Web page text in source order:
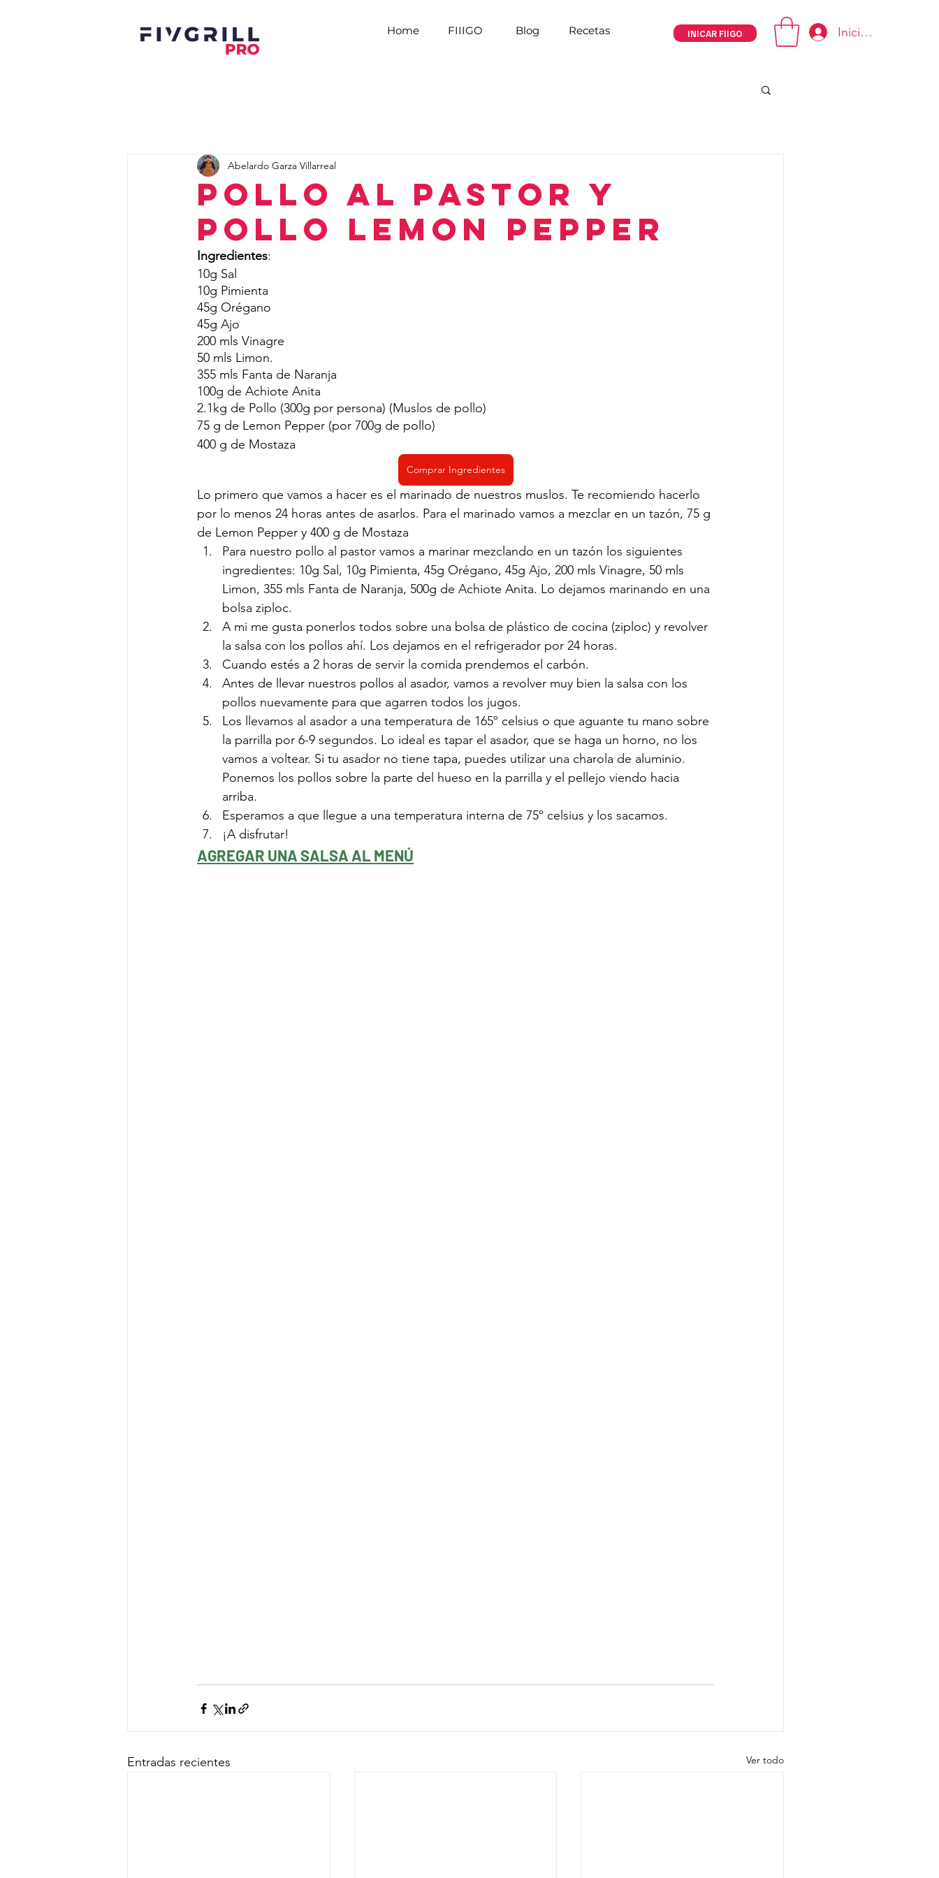
Home FIIIGO Blog Recetas INICAR FIIGO Iniciar sesión
Pollo al Pastor y
Pollo Lemon Pepper
Abelardo Garza Villarreal
Ingredientes:
10g Sal
10g Pimienta
45g Orégano
45g Ajo
200 mls Vinagre
50 mls Limon.
355 mls Fanta de Naranja
100g de Achiote Anita
2.1kg de Pollo (300g por persona) (Muslos de pollo)
75 g de Lemon Pepper (por 700g de pollo)
400 g de Mostaza
Comprar Ingredientes
Lo primero que vamos a hacer es el marinado de nuestros muslos. Te recomiendo hacerlo
por lo menos 24 horas antes de asarlos. Para el marinado vamos a mezclar en un tazón, 75 g
de Lemon Pepper y 400 g de Mostaza
Para nuestro pollo al pastor vamos a marinar mezclando en un tazón los siguientes
ingredientes: 10g Sal, 10g Pimienta, 45g Orégano, 45g Ajo, 200 mls Vinagre, 50 mls
Limon, 355 mls Fanta de Naranja, 500g de Achiote Anita. Lo dejamos marinando en una
bolsa ziploc.
A mi me gusta ponerlos todos sobre una bolsa de plástico de cocina (ziploc) y revolver
la salsa con los pollos ahí. Los dejamos en el refrigerador por 24 horas.
Cuando estés a 2 horas de servir la comida prendemos el carbón.
Antes de llevar nuestros pollos al asador, vamos a revolver muy bien la salsa con los
pollos nuevamente para que agarren todos los jugos.
Los llevamos al asador a una temperatura de 165º celsius o que aguante tu mano sobre
la parrilla por 6-9 segundos. Lo ideal es tapar el asador, que se haga un horno, no los
vamos a voltear. Si tu asador no tiene tapa, puedes utilizar una charola de aluminio.
Ponemos los pollos sobre la parte del hueso en la parrilla y el pellejo viendo hacia
arriba.
Esperamos a que llegue a una temperatura interna de 75º celsius y los sacamos.
¡A disfrutar!
AGREGAR UNA SALSA AL MENÚ
Entradas recientes Ver todo